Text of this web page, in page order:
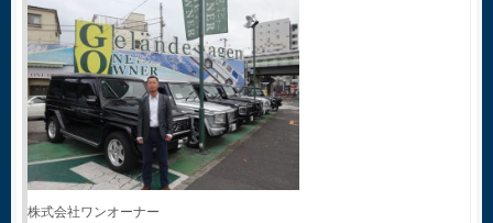
株式会社ワンオーナー